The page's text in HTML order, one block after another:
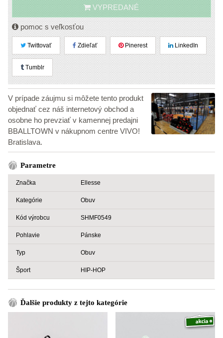
VYPREDANÉ
pomoc s veľkosťou
Twittovať Zdieľať Pinerest LinkedIn
Tumblr
V prípade záujmu si môžete tento produkt
objednať cez náš internetový obchod a
osobne ho prevziať v kamennej predajni
BBALLTOWN v nákupnom centre VIVO!
Bratislava.
Parametre
Značka Ellesse
Kategórie Obuv
Kód výrobcu SHMF0549
Pohlavie Pánske
Typ Obuv
Šport HIP-HOP
Ďalšie produkty z tejto kategórie